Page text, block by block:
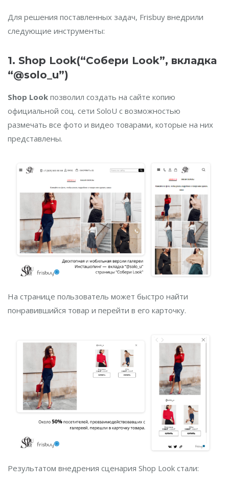
Для решения поставленных задач, Frisbuy внедрили
следующие инструменты:
1. Shop Look(“Собери Look”, вкладка
“@solo_u”)
Shop Look позволил создать на сайте копию
официальной соц. сети SoloU с возможностью
размечать все фото и видео товарами, которые на них
представлены.
На странице пользователь может быстро найти
понравившийся товар и перейти в его карточку.
Результатом внедрения сценария Shop Look стали: